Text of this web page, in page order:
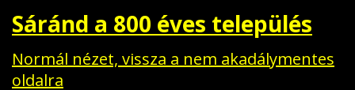
Sáránd a 800 éves település
Normál nézet, vissza a nem akadálymentes
oldalra